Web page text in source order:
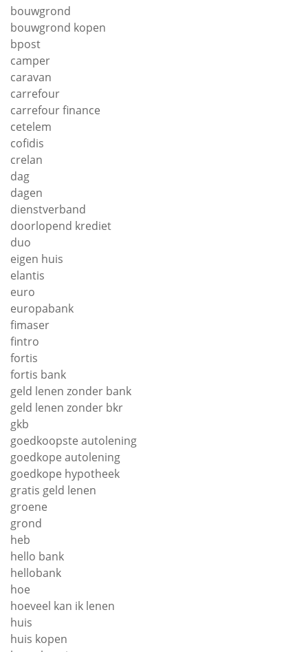
bouwgrond
bouwgrond kopen
bpost
camper
caravan
carrefour
carrefour finance
cetelem
cofidis
crelan
dag
dagen
dienstverband
doorlopend krediet
duo
eigen huis
elantis
euro
europabank
fimaser
fintro
fortis
fortis bank
geld lenen zonder bank
geld lenen zonder bkr
gkb
goedkoopste autolening
goedkope autolening
goedkope hypotheek
gratis geld lenen
groene
grond
heb
hello bank
hellobank
hoe
hoeveel kan ik lenen
huis
huis kopen